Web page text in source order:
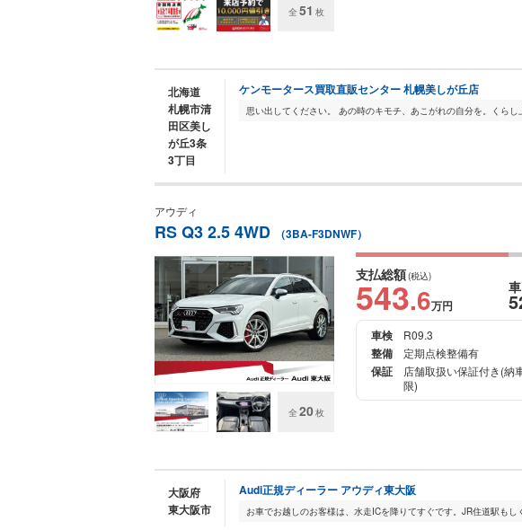
全 51 枚
北海道
札幌市清
田区美し
が丘3条
3丁目
ケンモータース買取直販センター 札幌美しが丘店
アウディ
RS Q3 2.5 4WD （3BA-F3DNWF）
全 20枚
支払総額(税込)
543.6万円
車検
R09.3
整備 定期点検整備有
保証
店舗取扱い保証付き(納
限)
大阪府
東大阪市
Audi正規ディーラー アウディ東大阪